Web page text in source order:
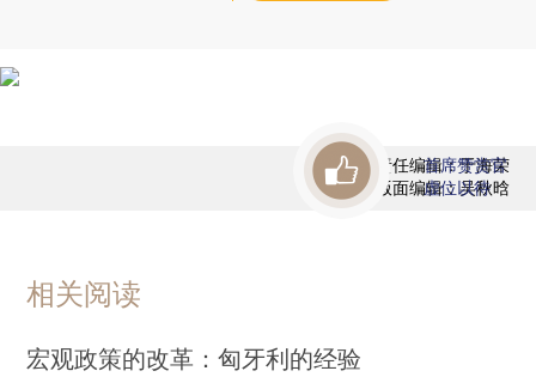
责任编辑：于海荣
版面编辑：吴秋晗
首席赞赏官
虚位以待
相关阅读
宏观政策的改革：匈牙利的经验